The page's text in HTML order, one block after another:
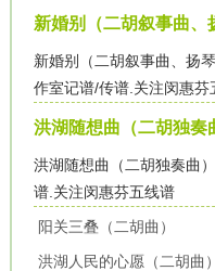
新婚别（二胡叙事曲、
新婚别（二胡叙事曲、扬
作室记谱/传谱.关注闵惠芬
洪湖随想曲（二胡独奏
洪湖随想曲（二胡独奏曲
谱.关注闵惠芬五线谱
阳关三叠（二胡曲）
洪湖人民的心愿（二胡曲）